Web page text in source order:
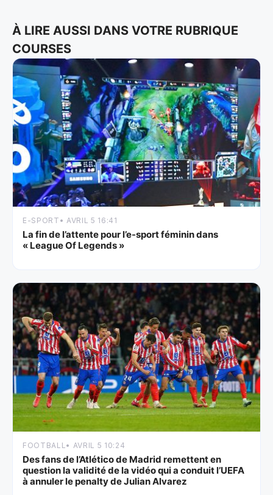
À LIRE AUSSI DANS VOTRE RUBRIQUE
COURSES
E-SPORT • AVRIL 5 16:41
La fin de l’attente pour l’e-sport féminin dans
« League Of Legends »
FOOTBALL • AVRIL 5 10:24
Des fans de l’Atlético de Madrid remettent en
question la validité de la vidéo qui a conduit l’UEFA
à annuler le penalty de Julian Alvarez